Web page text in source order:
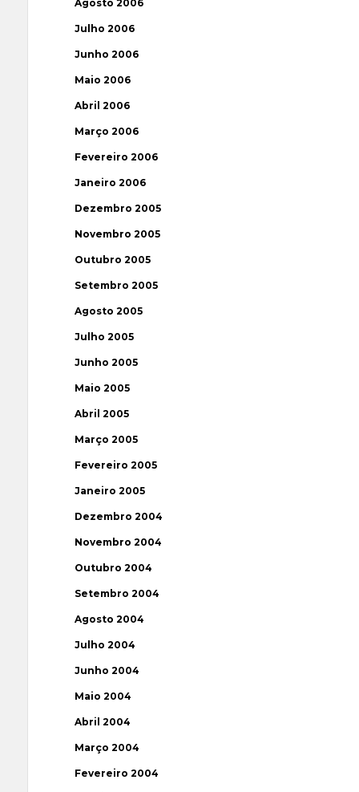
Agosto 2006
Julho 2006
Junho 2006
Maio 2006
Abril 2006
Março 2006
Fevereiro 2006
Janeiro 2006
Dezembro 2005
Novembro 2005
Outubro 2005
Setembro 2005
Agosto 2005
Julho 2005
Junho 2005
Maio 2005
Abril 2005
Março 2005
Fevereiro 2005
Janeiro 2005
Dezembro 2004
Novembro 2004
Outubro 2004
Setembro 2004
Agosto 2004
Julho 2004
Junho 2004
Maio 2004
Abril 2004
Março 2004
Fevereiro 2004